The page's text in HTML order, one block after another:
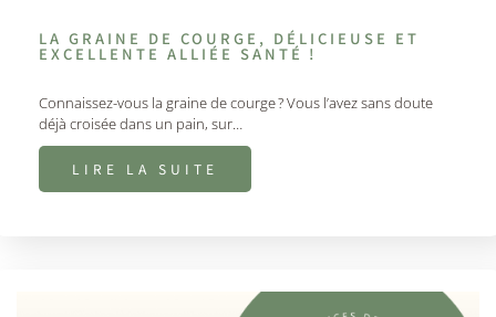
LA GRAINE DE COURGE, DÉLICIEUSE ET
EXCELLENTE ALLIÉE SANTÉ !
Connaissez-vous la graine de courge ? Vous l’avez sans doute
déjà croisée dans un pain, sur…
LIRE LA SUITE